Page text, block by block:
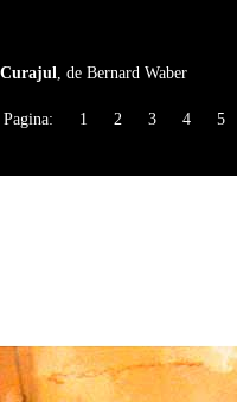
Curajul, de Bernard Waber
Pagina: 1 2 3 4 5